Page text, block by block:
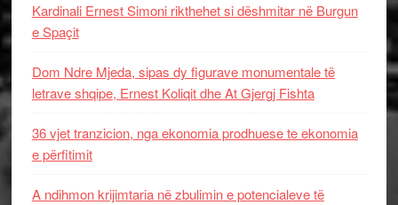
Kardinali Ernest Simoni rikthehet si dëshmitar në Burgun
e Spaçit
Dom Ndre Mjeda, sipas dy figurave monumentale të
letrave shqipe, Ernest Koliqit dhe At Gjergj Fishta
36 vjet tranzicion, nga ekonomia prodhuese te ekonomia
e përfitimit
A ndihmon krijimtaria në zbulimin e potencialeve të